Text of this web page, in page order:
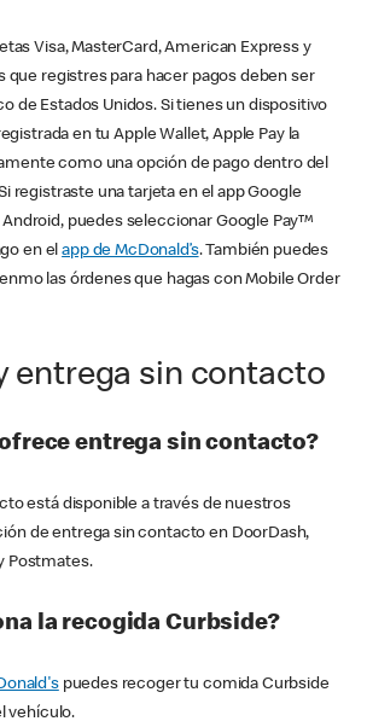
Visa, MasterCard, American Express y
que registres para hacer pagos deben ser
de Estados Unidos. Si tienes un dispositivo
en tu Apple Wallet, Apple Pay la
como una opción de pago dentro del
registraste una tarjeta en el app Google
puedes seleccionar Google Pay™
en elapp de McDonald’s. También puedes
las órdenes que hagas con Mobile Order
entrega sin contacto
ofrece entrega sin contacto?
está disponible a través de nuestros
de entrega sin contacto en DoorDash,
Postmates.
la recogida Curbside?
puedes recoger tu comida Curbside
vehículo.